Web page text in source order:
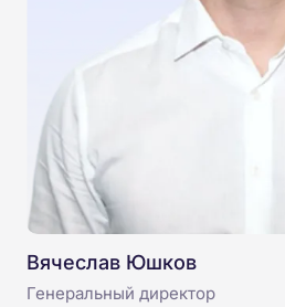
Вячеслав Юшков
Генеральный директор